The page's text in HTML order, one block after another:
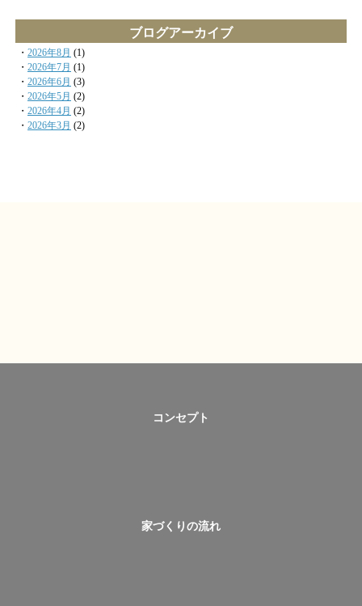
ブログアーカイブ
・ 2026年8月 (1)
・ 2026年7月 (1)
・ 2026年6月 (3)
・ 2026年5月 (2)
・ 2026年4月 (2)
・ 2026年3月 (2)
コンセプト
家づくりの流れ